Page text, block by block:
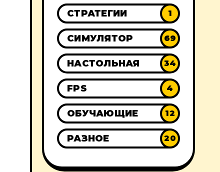
СТРАТЕГИИ 1
СИМУЛЯТОР 69
НАСТОЛЬНАЯ 34
FPS 4
ОБУЧАЮЩИЕ 12
РАЗНОЕ 20